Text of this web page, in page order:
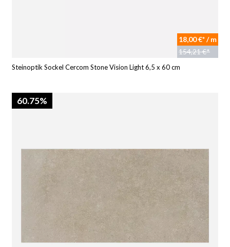
18,00 €* / m
154,21 €*
Steinoptik Sockel Cercom Stone Vision Light 6,5 x 60 cm
60.75%